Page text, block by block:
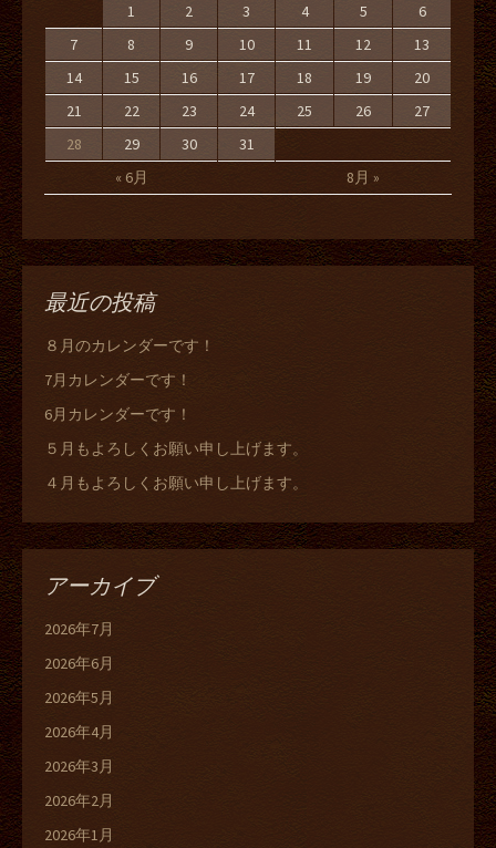
« 6月 8月 »
1 2 3 4 5
6
7
8 9 10 11 12
13
14
15 16 17 18 19
20
21
22 23 24 25 26
27
28
29 30 31
最近の投稿
８月のカレンダーです！
7月カレンダーです！
6月カレンダーです！
５月もよろしくお願い申し上げます。
４月もよろしくお願い申し上げます。
アーカイブ
2026年7月
2026年6月
2026年5月
2026年4月
2026年3月
2026年2月
2026年1月